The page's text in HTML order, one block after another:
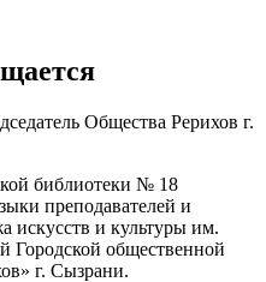
библиотеки № 18
преподавателей и
искусств и культуры им.
общественной
г. Сызрани.